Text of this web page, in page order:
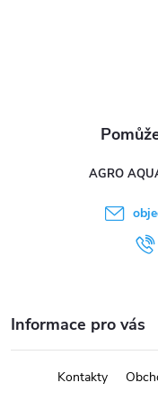
AGRO
Informace pro vás
Kontakty